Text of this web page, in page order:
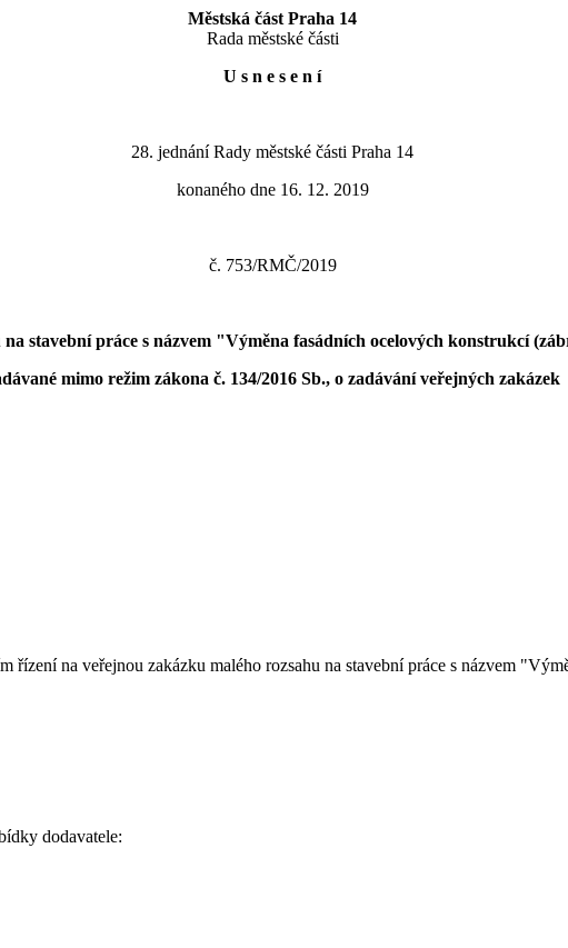
Městská část Praha 14
Rada městské části
U s n e s e n í
28. jednání Rady městské části Praha 14
konaného dne 16. 12. 2019
č. 753/RMČ/2019
stavební práce s názvem "Výměna fasádních ocelových konstrukcí
mimo režim zákona č. 134/2016 Sb., o zadávání veřejných zakázek
řízení na veřejnou zakázku malého rozsahu na stavební práce s názvem
dodavatele: